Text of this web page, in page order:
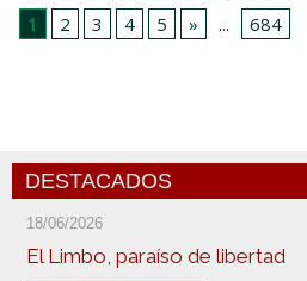
1
2 3 4 5 » ... 684
DESTACADOS
18/06/2026
El Limbo, paraíso de libertad